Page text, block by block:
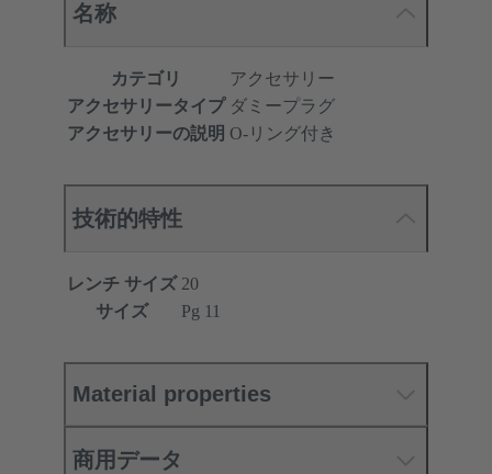
名称
カテゴリ
アクセサリー
アクセサリータイプ ダミープラグ
アクセサリーの説明 O-リング付き
技術的特性
レンチ サイズ 20
サイズ
Pg 11
Material properties
商用データ